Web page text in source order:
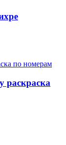
раскраска